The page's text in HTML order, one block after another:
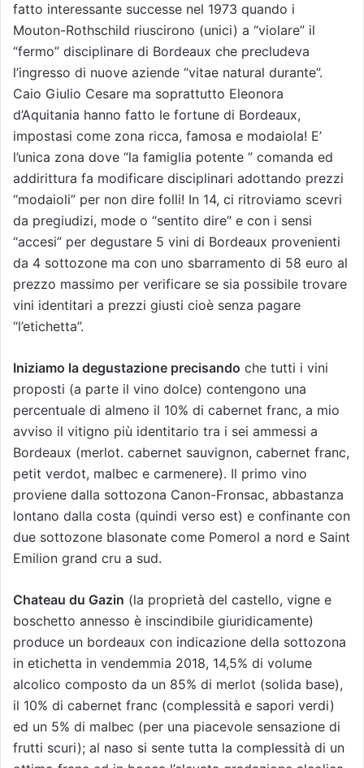
fatto interessante successe nel 1973 quando i
Mouton-Rothschild riuscirono (unici) a “violare” il
“fermo” disciplinare di Bordeaux che precludeva
l’ingresso di nuove aziende “vitae natural durante”.
Caio Giulio Cesare ma soprattutto Eleonora
d’Aquitania hanno fatto le fortune di Bordeaux,
impostasi come zona ricca, famosa e modaiola! E’
l’unica zona dove “la famiglia potente ” comanda ed
addirittura fa modificare disciplinari adottando prezzi
“modaioli” per non dire folli! In 14, ci ritroviamo scevri
da pregiudizi, mode o “sentito dire” e con i sensi
“accesi” per degustare 5 vini di Bordeaux provenienti
da 4 sottozone ma con uno sbarramento di 58 euro al
prezzo massimo per verificare se sia possibile trovare
vini identitari a prezzi giusti cioè senza pagare
“l’etichetta”.
Iniziamo la degustazione precisando che tutti i vini
proposti (a parte il vino dolce) contengono una
percentuale di almeno il 10% di cabernet franc, a mio
avviso il vitigno più identitario tra i sei ammessi a
Bordeaux (merlot. cabernet sauvignon, cabernet franc,
petit verdot, malbec e carmenere). Il primo vino
proviene dalla sottozona Canon-Fronsac, abbastanza
lontano dalla costa (quindi verso est) e confinante con
due sottozone blasonate come Pomerol a nord e Saint
Emilion grand cru a sud.
Chateau du Gazin (la proprietà del castello, vigne e
boschetto annesso è inscindibile giuridicamente)
produce un bordeaux con indicazione della sottozona
in etichetta in vendemmia 2018, 14,5% di volume
alcolico composto da un 85% di merlot (solida base),
il 10% di cabernet franc (complessità e sapori verdi)
ed un 5% di malbec (per una piacevole sensazione di
frutti scuri); al naso si sente tutta la complessità di un